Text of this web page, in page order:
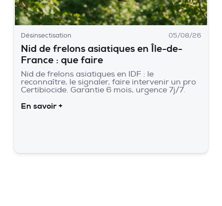
Désinsectisation 05/08/26
Nid de frelons asiatiques en Île-de-
France : que faire
Nid de frelons asiatiques en IDF : le
reconnaître, le signaler, faire intervenir un pro
Certibiocide. Garantie 6 mois, urgence 7j/7.
En savoir +